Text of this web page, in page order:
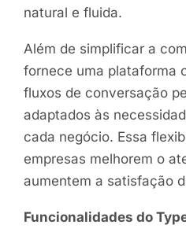
natural e fluida.
Além de simplificar a
fornece uma plataforma
fluxos de conversação
adaptados às
cada negócio. Essa
empresas melhorem o
aumentem a satisfação
Funcionalidades do